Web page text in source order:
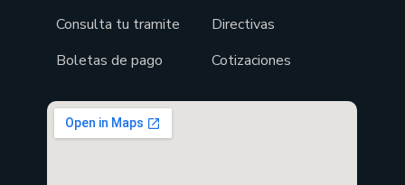
Consulta tu tramite
Boletas de pago
Directivas
Cotizaciones